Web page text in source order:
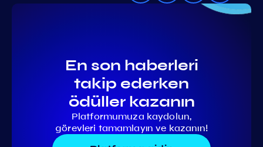
En son haberleri
takip ederken
ödüller kazanın
Platformumuza kaydolun,
görevleri tamamlayın ve kazanın!